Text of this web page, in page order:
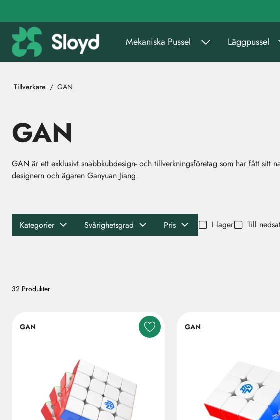
Mekaniska Pussel Läggpussel
Tillverkare GAN
GAN
GAN är ett exklusivt snabbkubdesign- och tillverkningsföretag som har fått sitt
designern och ägaren Ganyuan Jiang.
Kategorier Svårighetsgrad Pris I lager Till
32 Produkter
GAN GAN